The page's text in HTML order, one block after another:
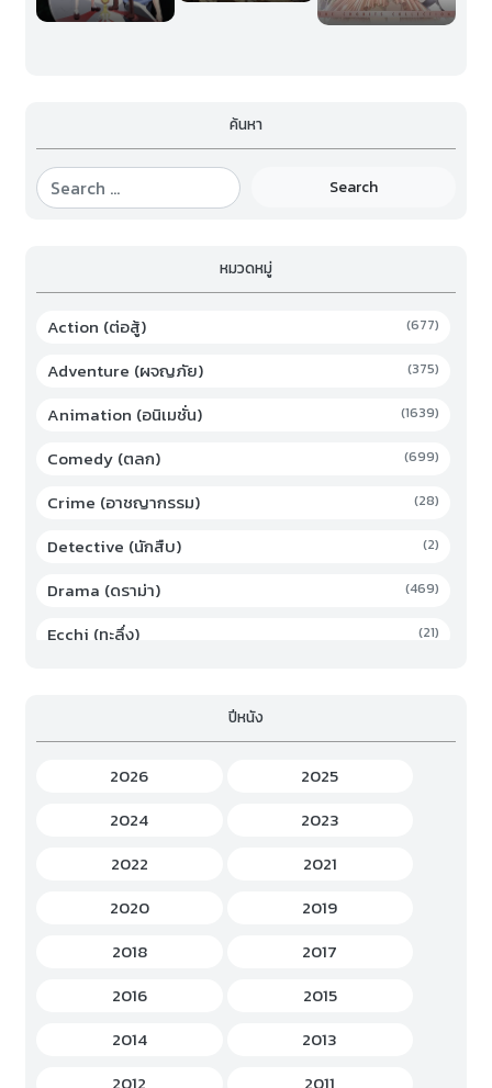
ค้นหา
Search
หมวดหมู่
Action (ต่อสู้) (677)
Adventure (ผจญภัย) (375)
Animation (อนิเมชั่น) (1639)
Comedy (ตลก) (699)
Crime (อาชญากรรม) (28)
Detective (นักสืบ) (2)
Drama (ดราม่า) (469)
Ecchi (ทะลึ่ง) (21)
Game (เกม)
Gourmet (อาหาร)
Hentai (เฮ็นไต)
History (ประวัติศาสตร์)
Horror (สยองขวัญ)
Idols Female (ไอดอล หญิง)
Idols Male (ไอดอล ชาย)
Music (เพลง)
ปีหนัง
2026
2025
2024
2023
2022
2021
2020
2019
2018
2017
2016
2015
2014
2013